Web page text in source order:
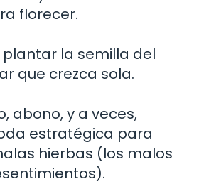
florecer.
la semilla del
que crezca sola.
abono, y a veces,
estratégica para
hierbas (los malos